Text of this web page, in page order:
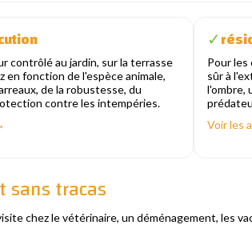
contrôlé au jardin, sur la terrasse
en fonction de l'espèce animale,
de la robustesse, du
contre les intempéries.
✓
Pour les
sûr à
l'ombre,
Voir les
sans tracas
chez le vétérinaire, un déménagement, les